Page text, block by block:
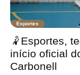
Esportes
🤾Esportes,
início oficial
Carbonell